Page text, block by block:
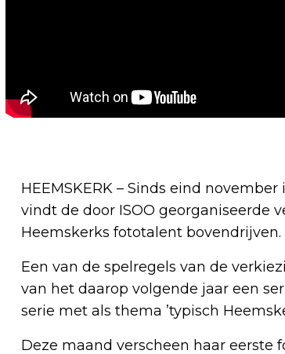
HEEMSKERK – Sinds eind
vindt de door ISOO georganiseerde
Heemskerks fototalent
Een van de spelregels van de
van het daarop volgende jaar een
serie met als thema ’typisch
Deze maand verscheen haar eerste